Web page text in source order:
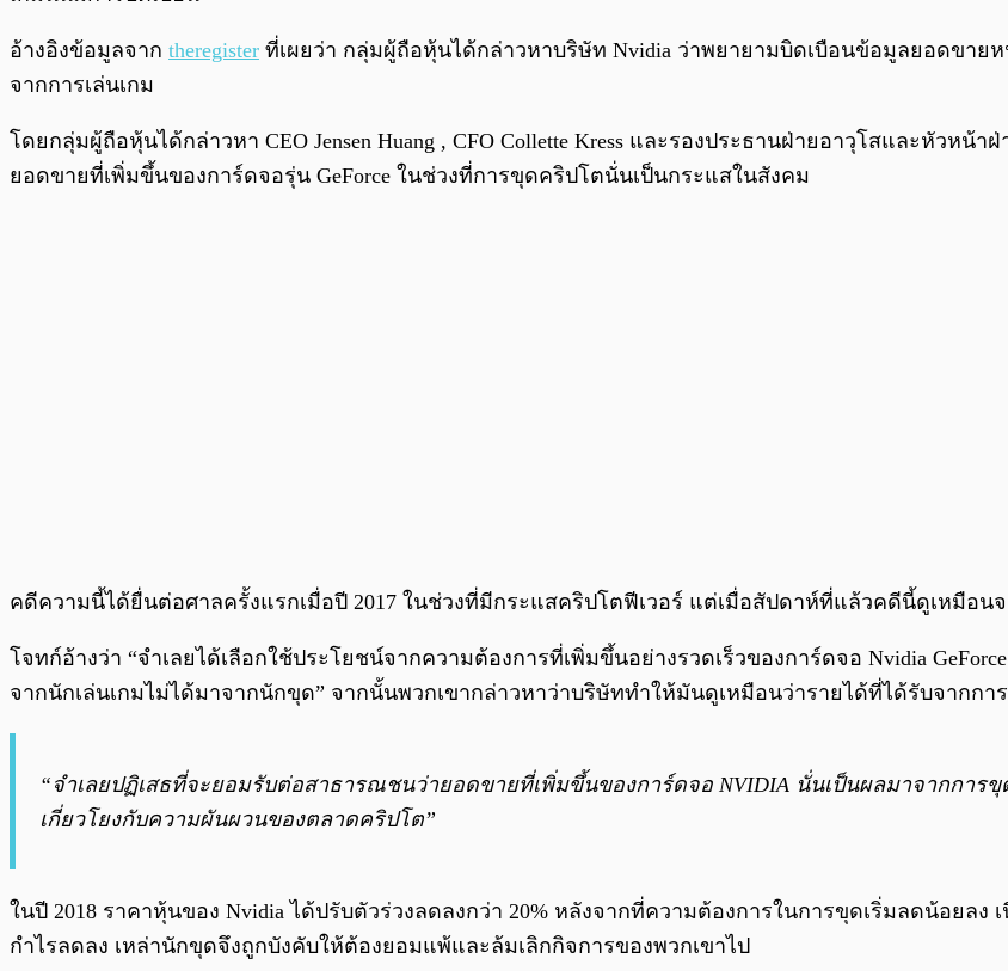
อ้างอิงข้อมูลจาก theregister ที่เผยว่า กลุ่มผู้ถือหุ้นได้กล่าวหาบริษัท Nvidia ว่าพยายามบิดเบือนข้อมูลยอดขาย
จากการเล่นเกม
โดยกลุ่มผู้ถือหุ้นได้กล่าวหา CEO Jensen Huang , CFO Collette Kress และรองประธานฝ่ายอาวุโสและหัวหน้า
ยอดขายที่เพิ่มขึ้นของการ์ดจอรุ่น GeForce ในช่วงที่การขุดคริปโตนั่นเป็นกระแสในสังคม
คดีความนี้ได้ยื่นต่อศาลครั้งแรกเมื่อปี 2017 ในช่วงที่มีกระแสคริปโตฟีเวอร์ แต่เมื่อสัปดาห์ที่แล้วคดีนี้ดูเหมือ
โจทก์อ้างว่า “จำเลยได้เลือกใช้ประโยชน์จากความต้องการที่เพิ่มขึ้นอย่างรวดเร็วของการ์ดจอ Nvidia
จากนักเล่นเกมไม่ได้มาจากนักขุด” จากนั้นพวกเขากล่าวหาว่าบริษัททำให้มันดูเหมือนว่ารายได้ที่ได้รับจาก
“จำเลยปฏิเสธที่จะยอมรับต่อสาธารณชนว่ายอดขายที่เพิ่มขึ้นของการ์ดจอ NVIDIA นั่นเป็นผลมาจากกา
เกี่ยวโยงกับความผันผวนของตลาดคริปโต”
ในปี 2018 ราคาหุ้นของ Nvidia ได้ปรับตัวร่วงลดลงกว่า 20% หลังจากที่ความต้องการในการขุดเริ่มลดน้อยล
กำไรลดลง เหล่านักขุดจึงถูกบังคับให้ต้องยอมแพ้และล้มเลิกกิจการของพวกเขาไป